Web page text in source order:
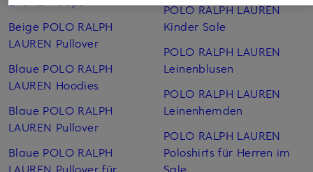
Beige POLO RALPH
LAUREN Pullover
Blaue POLO RALPH
LAUREN Hoodies
Blaue POLO RALPH
LAUREN Pullover
Blaue POLO RALPH
LAUREN Pullover für
POLO RALPH LAUREN
Kinder Sale
POLO RALPH LAUREN
Leinen­blusen
POLO RALPH LAUREN
Leinen­hemden
POLO RALPH LAUREN
Poloshirts für Herren im
Sale